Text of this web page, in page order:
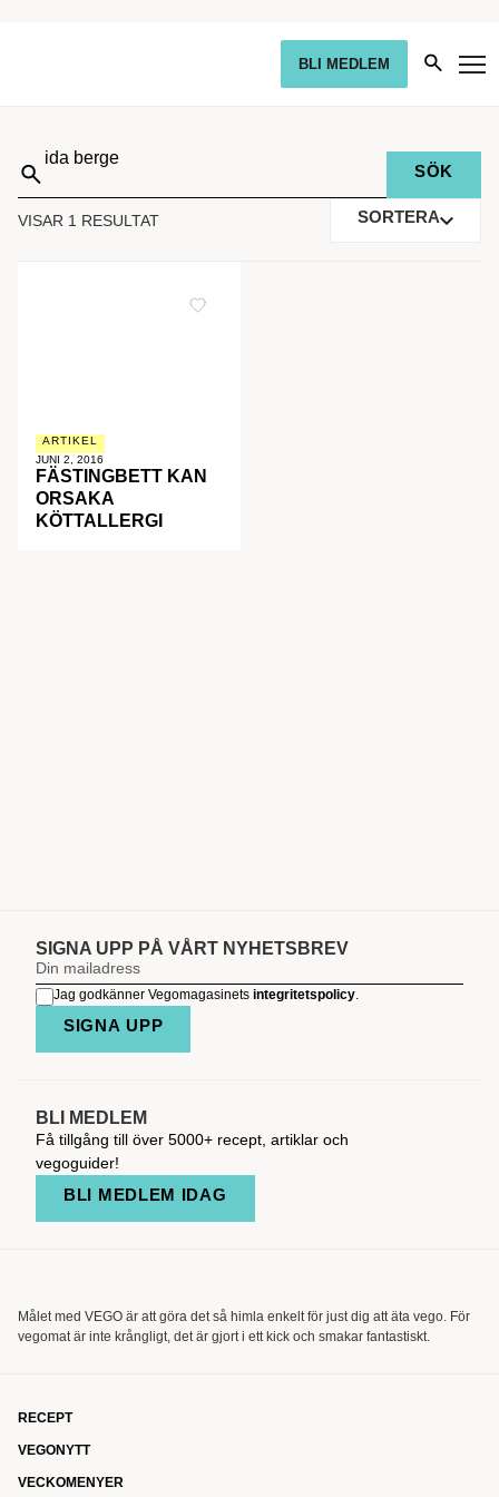
BLI MEDLEM
Sök
på:
VISAR 1 RESULTAT SORTERA
ARTIKEL
JUNI 2, 2016
FÄSTINGBETT KAN
ORSAKA
KÖTTALLERGI
SIGNA UPP PÅ VÅRT NYHETSBREV
Jag godkänner Vegomagasinets integritetspolicy.
SIGNA UPP
BLI MEDLEM
Få tillgång till över 5000+ recept, artiklar och
vegoguider!
BLI MEDLEM IDAG
Målet med VEGO är att göra det så himla enkelt för just dig att äta vego. För
vegomat är inte krångligt, det är gjort i ett kick och smakar fantastiskt.
RECEPT
VEGONYTT
VECKOMENYER